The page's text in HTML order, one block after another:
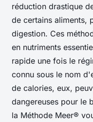
réduction drastique
de certains aliments,
digestion. Ces
en nutriments
rapide une fois le
connu sous le nom
de calories, eux,
dangereuses pour le
la Méthode Meer®